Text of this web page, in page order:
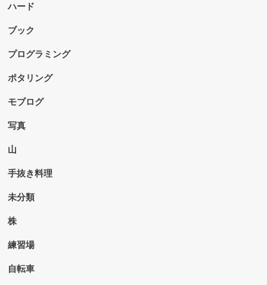
ハード
ブック
プログラミング
ポタリング
モブログ
写真
山
手抜き料理
未分類
株
練習場
自転車